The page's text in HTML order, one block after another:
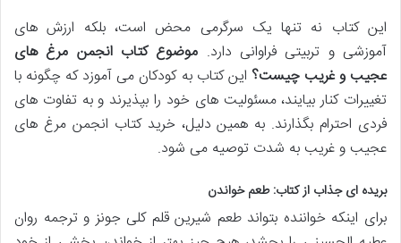
این کتاب نه تنها یک سرگرمی محض است، بلکه ارزش های
آموزشی و تربیتی فراوانی دارد. موضوع کتاب انجمن مرغ های
عجیب و غریب چیست؟ این کتاب به کودکان می آموزد که چگونه با
تغییرات کنار بیایند، مسئولیت های خود را بپذیرند و به تفاوت های
فردی احترام بگذارند. به همین دلیل، خرید کتاب انجمن مرغ های
عجیب و غریب به شدت توصیه می شود.
بریده ای جذاب از کتاب: طعم خواندن
برای اینکه خواننده بتواند طعم شیرین قلم کلی جونز و ترجمه روان